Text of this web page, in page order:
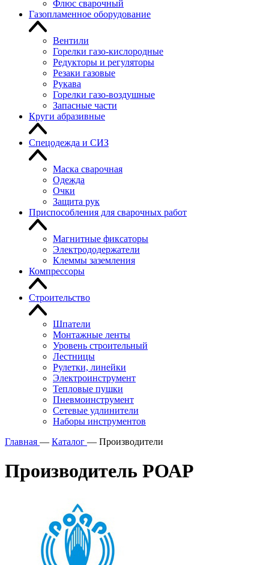
Флюс сварочный
Газопламенное оборудование
Вентили
Горелки газо-кислородные
Редукторы и регуляторы
Резаки газовые
Рукава
Горелки газо-воздушные
Запасные части
Круги абразивные
Спецодежда и СИЗ
Маска сварочная
Одежда
Очки
Защита рук
Приспособления для сварочных работ
Магнитные фиксаторы
Электрододержатели
Клеммы заземления
Компрессоры
Строительство
Шпатели
Монтажные ленты
Уровень строительный
Лестницы
Рулетки, линейки
Электроинструмент
Тепловые пушки
Пневмоинструмент
Сетевые удлинители
Наборы инструментов
Главная — Каталог — Производители
Производитель РОАР